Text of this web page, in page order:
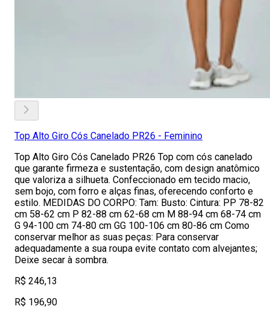
Top Alto Giro Cós Canelado PR26 - Feminino
Top Alto Giro Cós Canelado PR26 Top com cós canelado
que garante firmeza e sustentação, com design anatômico
que valoriza a silhueta. Confeccionado em tecido macio,
sem bojo, com forro e alças finas, oferecendo conforto e
estilo. MEDIDAS DO CORPO: Tam: Busto: Cintura: PP 78-82
cm 58-62 cm P 82-88 cm 62-68 cm M 88-94 cm 68-74 cm
G 94-100 cm 74-80 cm GG 100-106 cm 80-86 cm Como
conservar melhor as suas peças: Para conservar
adequadamente a sua roupa evite contato com alvejantes;
Deixe secar à sombra.
R$ 246,13
R$ 196,90